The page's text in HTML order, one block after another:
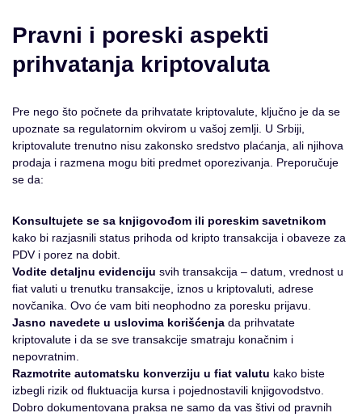
Pravni i poreski aspekti
prihvatanja kriptovaluta
Pre nego što počnete da prihvatate kriptovalute, ključno je da se
upoznate sa regulatornim okvirom u vašoj zemlji. U Srbiji,
kriptovalute trenutno nisu zakonsko sredstvo plaćanja, ali njihova
prodaja i razmena mogu biti predmet oporezivanja. Preporučuje
se da:
Konsultujete se sa knjigovođom ili poreskim savetnikom
kako bi razjasnili status prihoda od kripto transakcija i obaveze za
PDV i porez na dobit.
Vodite detaljnu evidenciju svih transakcija – datum, vrednost u
fiat valuti u trenutku transakcije, iznos u kriptovaluti, adrese
novčanika. Ovo će vam biti neophodno za poresku prijavu.
Jasno navedete u uslovima korišćenja da prihvatate
kriptovalute i da se sve transakcije smatraju konačnim i
nepovratnim.
Razmotrite automatsku konverziju u fiat valutu kako biste
izbegli rizik od fluktuacija kursa i pojednostavili knjigovodstvo.
Dobro dokumentovana praksa ne samo da vas štivi od pravnih